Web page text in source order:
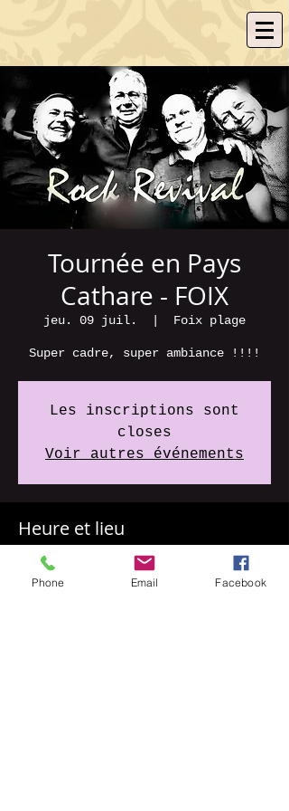
Tournée en Pays
Cathare - FOIX
jeu. 09 juil. Foix plage
Super cadre, super ambiance !!!!
Les inscriptions sont
closes
Voir autres événements
Heure et lieu
09 juil. 2020, 19:30
Foix plage, Lac de, 09000 Foix,
Phone Email Facebook